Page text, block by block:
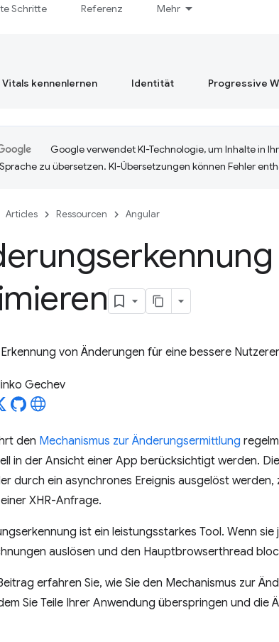
Schritte Referenz Mehr
kennenlernen Identität Progressive
Google verwendet KI-Technologie, um Inhalte in
zu übersetzen. KI-Übersetzungen können Fehler
Articles Ressourcen Angular
von Änderungen für eine bessere
Gechev
den Mechanismus zur Änderungsermittlung
in der Ansicht einer App berücksichtigt werden.
durch ein asynchrones Ereignis ausgelöst
XHR-Anfrage.
ist ein leistungsstarkes Tool. Wenn
auslösen und den Hauptbrowserthread
erfahren Sie, wie Sie den Mechanismus zur
Sie Teile Ihrer Anwendung überspringen und die